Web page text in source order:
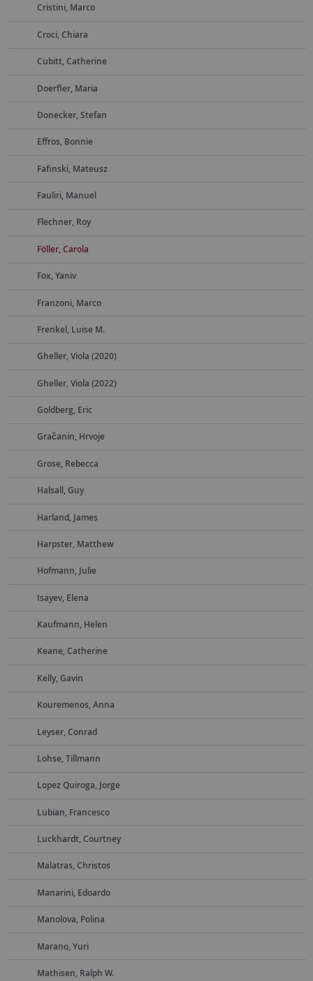
Cristini, Marco
Croci, Chiara
Cubitt, Catherine
Doerfler, Maria
Donecker, Stefan
Effros, Bonnie
Fafinski, Mateusz
Fauliri, Manuel
Flechner, Roy
Föller, Carola
Fox, Yaniv
Franzoni, Marco
Frenkel, Luise M.
Gheller, Viola (2020)
Gheller, Viola (2022)
Goldberg, Eric
Gračanin, Hrvoje
Grose, Rebecca
Halsall, Guy
Harland, James
Harpster, Matthew
Hofmann, Julie
Isayev, Elena
Kaufmann, Helen
Keane, Catherine
Kelly, Gavin
Kouremenos, Anna
Leyser, Conrad
Lohse, Tillmann
Lopez Quiroga, Jorge
Lubian, Francesco
Luckhardt, Courtney
Malatras, Christos
Manarini, Edoardo
Manolova, Polina
Marano, Yuri
Mathisen, Ralph W.